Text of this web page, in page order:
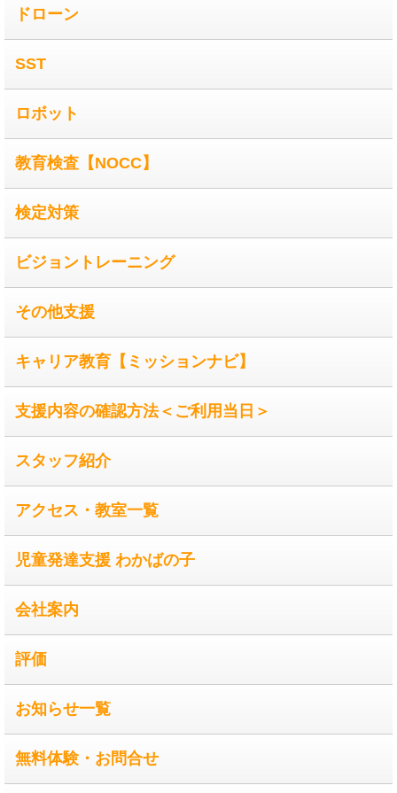
ドローン
SST
ロボット
教育検査【NOCC】
検定対策
ビジョントレーニング
その他支援
キャリア教育【ミッションナビ】
支援内容の確認方法＜ご利用当日＞
スタッフ紹介
アクセス・教室一覧
児童発達支援 わかばの子
会社案内
評価
お知らせ一覧
無料体験・お問合せ